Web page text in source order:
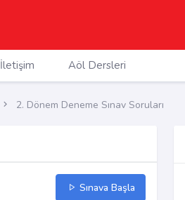
İletişim Aöl Dersleri
2. Dönem Deneme Sınav Soruları
Sınava Başla